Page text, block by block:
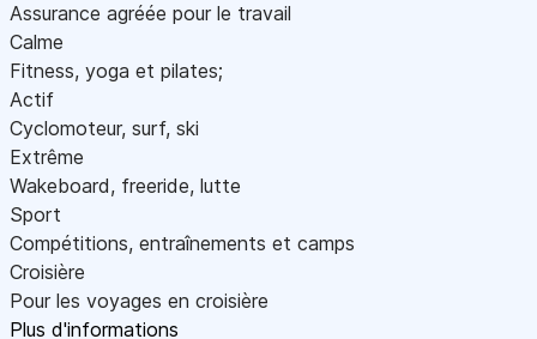
Assurance agréée pour le travail
Calme
Fitness, yoga et pilates;
Actif
Cyclomoteur, surf, ski
Extrême
Wakeboard, freeride, lutte
Sport
Compétitions, entraînements et camps
Croisière
Pour les voyages en croisière
Plus d'informations